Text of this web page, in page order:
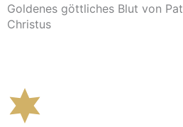
Goldenes göttliches Blut von
Christus